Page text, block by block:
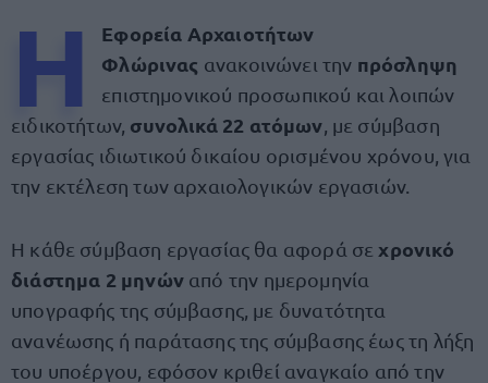
Η
Εφορεία Αρχαιοτήτων
Φλώρινας ανακοινώνει την πρόσληψη
επιστημονικού προσωπικού και λοιπών
ειδικοτήτων, συνολικά 22 ατόμων , με σύμβαση
εργασίας ιδιωτικού δικαίου ορισμένου χρόνου, για
την εκτέλεση των αρχαιολογικών εργασιών.
Η κάθε σύμβαση εργασίας θα αφορά σε χρονικό
διάστημα 2 μηνώναπό την ημερομηνία
υπογραφής της σύμβασης, με δυνατότητα
ανανέωσης ή παράτασης της σύμβασης έως τη λήξη
του υποέργου, εφόσον κριθεί αναγκαίο από την